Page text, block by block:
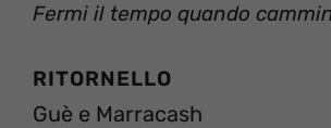
Fermi il tempo quando
RITORNELLO
Guè e Marracash